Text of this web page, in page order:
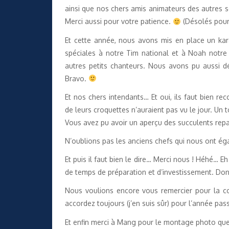
ainsi que nos chers amis animateurs des autres
Merci aussi pour votre patience.
(Désolés
Et cette année, nous avons mis en place un
spéciales à notre Tim national et à Noah
autres petits chanteurs. Nous avons pu aussi
Bravo.
Et nos chers intendants… Et oui, ils faut bien
de leurs croquettes n’auraient pas vu le jour. Un
Vous avez pu avoir un aperçu des succulents
N’oublions pas les anciens chefs qui nous ont
Et puis il faut bien le dire… Merci nous ! Héhé…
de temps de préparation et d’investissement.
Nous voulions encore vous remercier pour la
accordez toujours (j’en suis sûr) pour l’année
Et enfin merci à Mang pour le montage photo